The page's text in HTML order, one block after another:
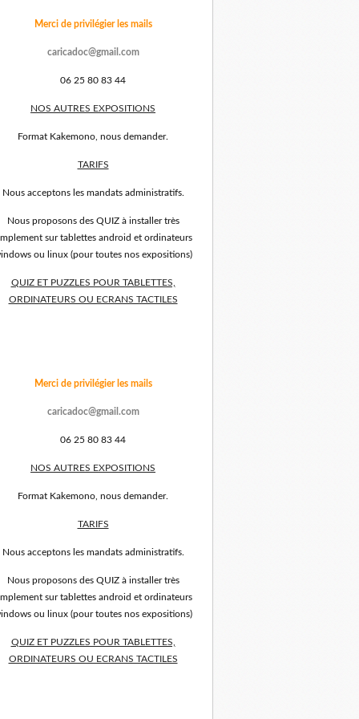
Merci de privilégier les mails
caricadoc@gmail.com
06 25 80 83 44
NOS AUTRES EXPOSITIONS
Format Kakemono, nous demander.
TARIFS
Nous acceptons les mandats administratifs.
Nous proposons des QUIZ à installer très
sur tablettes android et ordinateurs
ou linux (pour toutes nos expositions)
QUIZ ET PUZZLES POUR TABLETTES,
ORDINATEURS OU ECRANS TACTILES
Merci de privilégier les mails
caricadoc@gmail.com
06 25 80 83 44
NOS AUTRES EXPOSITIONS
Format Kakemono, nous demander.
TARIFS
Nous acceptons les mandats administratifs.
Nous proposons des QUIZ à installer très
sur tablettes android et ordinateurs
ou linux (pour toutes nos expositions)
QUIZ ET PUZZLES POUR TABLETTES,
ORDINATEURS OU ECRANS TACTILES